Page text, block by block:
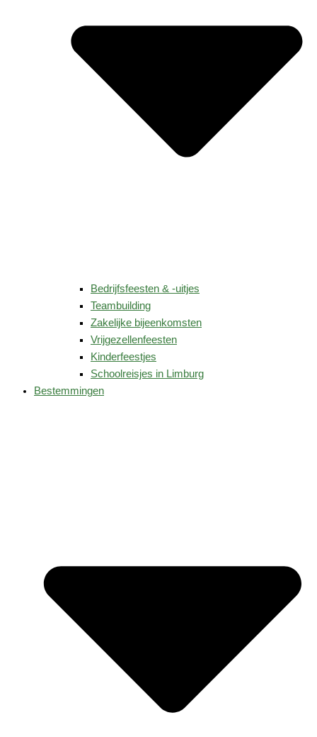
Bedrijfsfeesten & -uitjes
Teambuilding
Zakelijke bijeenkomsten
Vrijgezellenfeesten
Kinderfeestjes
Schoolreisjes in Limburg
Bestemmingen